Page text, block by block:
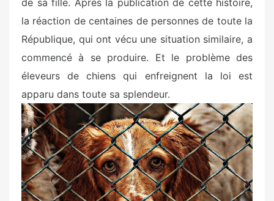
la réaction de centaines de personnes de toute la
République, qui ont vécu une situation similaire, a
commencé à se produire. Et le problème des
éleveurs de chiens qui enfreignent la loi est
apparu dans toute sa splendeur.